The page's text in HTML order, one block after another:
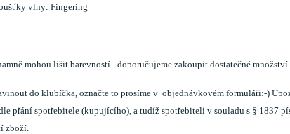
vlny: Fingering
mohou lišit barevností - doporučujeme zakoupit dostatečné
do klubíčka, označte to prosíme v objednávkovém formuláři:-)
přání spotřebitele (kupujícího), a tudíž spotřebiteli v souladu s § 1837
zboží.